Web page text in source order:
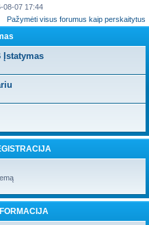
08-07 17:44
Pažymėti visus forumus kaip perskaitytus
Įstatymas